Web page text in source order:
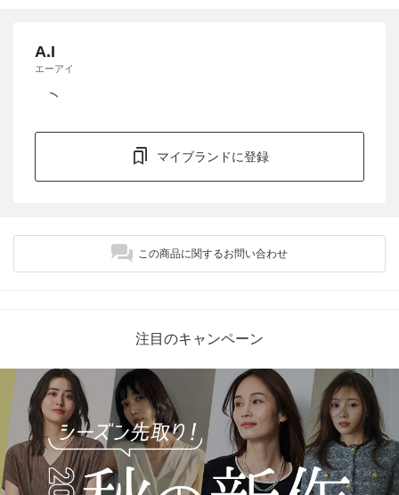
A.I
エーアイ
マイブランドに登録
この商品に関するお問い合わせ
注目のキャンペーン